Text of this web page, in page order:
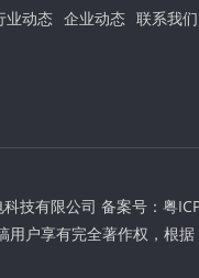
业动态 企业动态 联系我们
技有限公司 备案号： 粤
户享有完全著作权，根